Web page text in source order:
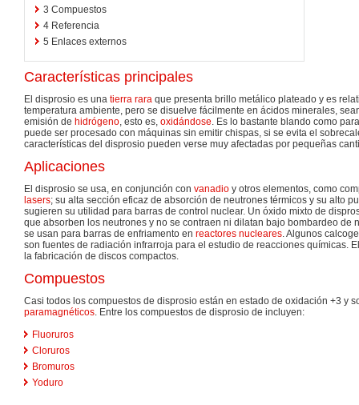
3 Compuestos
4 Referencia
5 Enlaces externos
Características principales
El disprosio es una tierra rara que presenta brillo metálico plateado y es
temperatura ambiente, pero se disuelve fácilmente en ácidos minerales,
emisión de hidrógeno, esto es, oxidándose. Es lo bastante blando como
puede ser procesado con máquinas sin emitir chispas, si se evita el
características del disprosio pueden verse muy afectadas por pequeñas
Aplicaciones
El disprosio se usa, en conjunción con vanadio y otros elementos, como
lasers; su alta sección eficaz de absorción de neutrones térmicos y su alto
sugieren su utilidad para barras de control nuclear. Un óxido mixto de
que absorben los neutrones y no se contraen ni dilatan bajo bombardeo de
se usan para barras de enfriamento en reactores nucleares. Algunos
son fuentes de radiación infrarroja para el estudio de reacciones químicas.
la fabricación de discos compactos.
Compuestos
Casi todos los compuestos de disprosio están en estado de oxidación +3 y
paramagnéticos. Entre los compuestos de disprosio de incluyen:
Fluoruros
Cloruros
Bromuros
Yoduro